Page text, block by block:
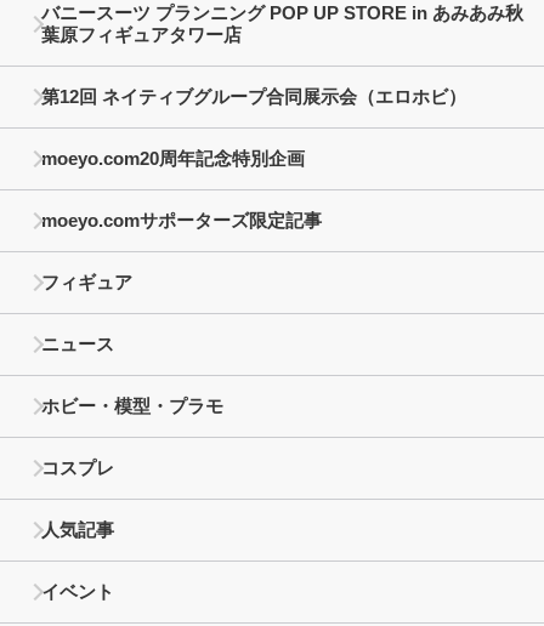
バニースーツ プランニング POP UP STORE in あみあみ秋
葉原フィギュアタワー店
第12回 ネイティブグループ合同展示会（エロホビ）
moeyo.com20周年記念特別企画
moeyo.comサポーターズ限定記事
フィギュア
ニュース
ホビー・模型・プラモ
コスプレ
人気記事
イベント